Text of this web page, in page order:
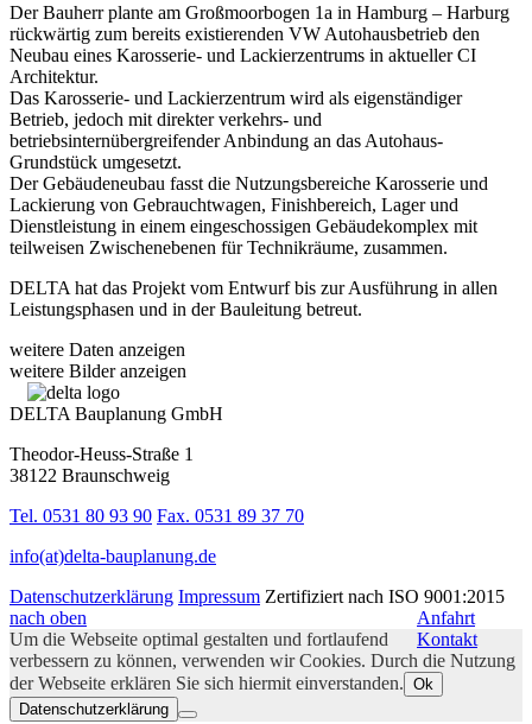
Der Bauherr plante am Großmoorbogen 1a in Hamburg – Harburg
rückwärtig zum bereits existierenden VW Autohausbetrieb den
Neubau eines Karosserie- und Lackierzentrums in aktueller CI
Architektur.
Das Karosserie- und Lackierzentrum wird als eigenständiger
Betrieb, jedoch mit direkter verkehrs- und
betriebsinternübergreifender Anbindung an das Autohaus-
Grundstück umgesetzt.
Der Gebäudeneubau fasst die Nutzungsbereiche Karosserie und
Lackierung von Gebrauchtwagen, Finishbereich, Lager und
Dienstleistung in einem eingeschossigen Gebäudekomplex mit
teilweisen Zwischenebenen für Technikräume, zusammen.
DELTA hat das Projekt vom Entwurf bis zur Ausführung in allen
Leistungsphasen und in der Bauleitung betreut.
weitere Daten anzeigen
weitere Bilder anzeigen
DELTA Bauplanung GmbH
Theodor-Heuss-Straße 1
38122 Braunschweig
Tel. 0531 80 93 90 Fax. 0531 89 37 70
info(at)delta-bauplanung.de
Datenschutzerklärung Impressum Zertifiziert nach ISO 9001:2015
Anfahrt
Kontakt
nach oben
Um die Webseite optimal gestalten und fortlaufend
verbessern zu können, verwenden wir Cookies. Durch die Nutzung
der Webseite erklären Sie sich hiermit einverstanden. Ok
Datenschutzerklärung